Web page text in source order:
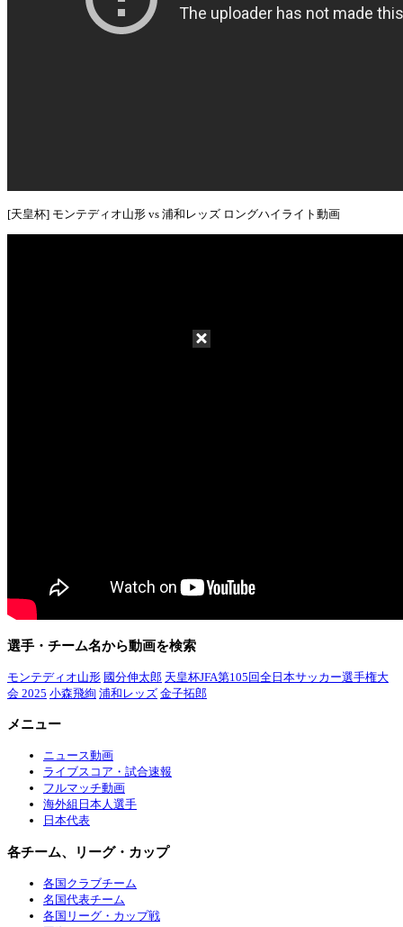
[天皇杯] モンテディオ山形 vs 浦和レッズ ロングハイライト動画
選手・チーム名から動画を検索
モンテディオ山形 國分伸太郎 天皇杯JFA第105回全日本サッカー選手権大
会 2025 小森飛絢 浦和レッズ 金子拓郎
メニュー
ニュース動画
ライブスコア・試合速報
フルマッチ動画
海外組日本人選手
日本代表
各チーム、リーグ・カップ
各国クラブチーム
名国代表チーム
各国リーグ・カップ戦